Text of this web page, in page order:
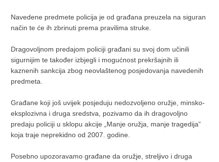
Navedene predmete policija je od građana preuzela na siguran
način te će ih zbrinuti prema pravilima struke.
Dragovoljnom predajom policiji građani su svoj dom učinili
sigurnijim te također izbjegli i mogućnost prekršajnih ili
kaznenih sankcija zbog neovlaštenog posjedovanja navedenih
predmeta.
Građane koji još uvijek posjeduju nedozvoljeno oružje, minsko-
eksplozivna i druga sredstva, pozivamo da ih dragovoljno
predaju policiji u sklopu akcije „Manje oružja, manje tragedija“
koja traje neprekidno od 2007. godine.
Posebno upozoravamo građane da oružje, streljivo i druga